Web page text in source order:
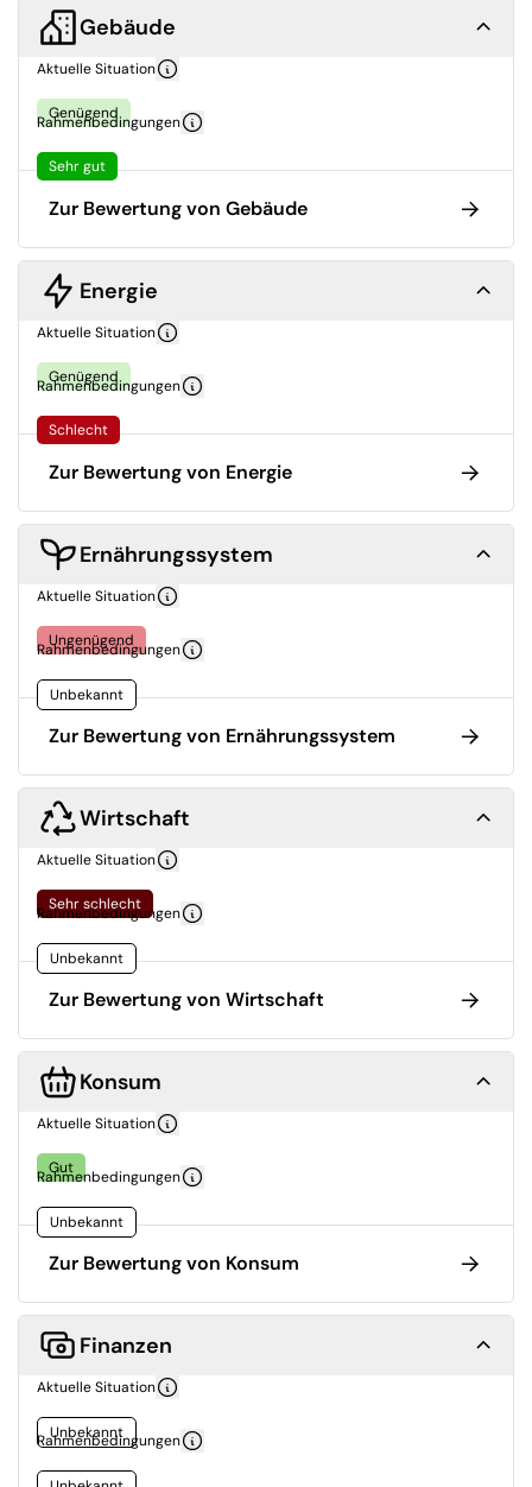
Gebäude
Aktuelle Situation
Genügend
Rahmenbedingungen
Sehr gut
Zur Bewertung von Gebäude
Energie
Aktuelle Situation
Genügend
Rahmenbedingungen
Schlecht
Zur Bewertung von Energie
Ernährungssystem
Aktuelle Situation
Ungenügend
Rahmenbedingungen
Unbekannt
Zur Bewertung von Ernährungssystem
Wirtschaft
Aktuelle Situation
Sehr schlecht
Rahmenbedingungen
Unbekannt
Zur Bewertung von Wirtschaft
Konsum
Aktuelle Situation
Gut
Rahmenbedingungen
Unbekannt
Zur Bewertung von Konsum
Finanzen
Aktuelle Situation
Unbekannt
Rahmenbedingungen